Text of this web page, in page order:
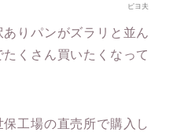
ピヨ夫
りパンがズラリと並ん
くさん買いたくなって
工場の直売所で購入し